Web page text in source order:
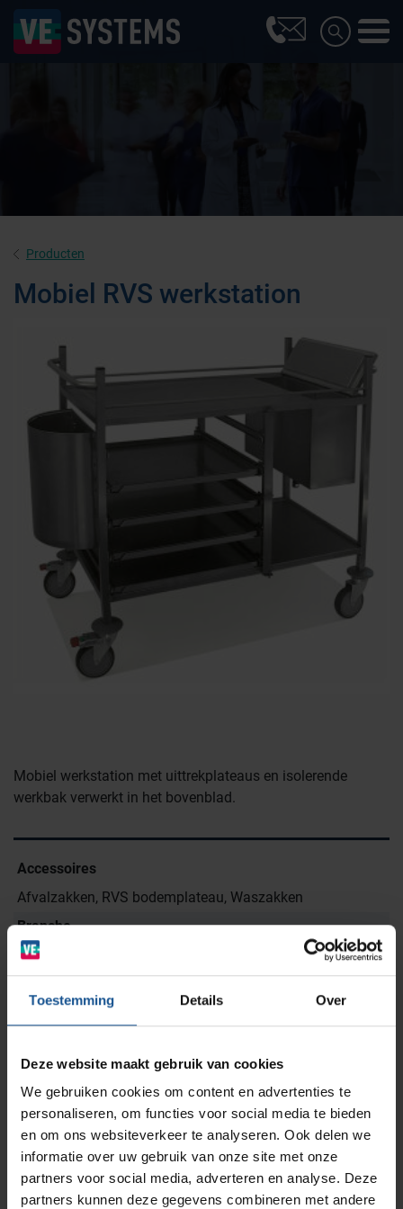
Toestemming Details Over
Deze website maakt gebruik van cookies
We gebruiken cookies om content en advertenties te
personaliseren, om functies voor social media te bieden
en om ons websiteverkeer te analyseren. Ook delen we
informatie over uw gebruik van onze site met onze
partners voor social media, adverteren en analyse. Deze
partners kunnen deze gegevens combineren met andere
Producten
Mobiel RVS werkstation
Mobiel werkstation met uittrekplateaus en isolerende
werkbak verwerkt in het bovenblad.
Accessoires
Afvalzakken, RVS bodemplateau, Waszakken
Branche
Afvalinzamelaars, Ziekenhuizen en klinieken,
Zorginstellingen
Materiaal
Merk
VE-Systems
Voordelen
Antistatisch, Latexvrij, RVS
Wiel diameter
Branches
Ziekenhuizen en klinieken
Zorginstellingen
Laboratoria
Cleanrooms
Afvalinzamelaars
Farmaceutische industrie
Solutions
RVS Werkplekinrichting
Modulaire Inrichtingssystemen
Opslagsystemen en voorraadbeheer
Productlijnen
Medische afvalverpakkingen
Infectiepreventie en hygiëne
Opslagmogelijkheden
Medische (verzorgings)wagens
Wastransport
Medicijn- en verbandkasten
Septodry
Metro
Zarges
AP Medical
BINBIN
Ons team
Klantcases
Vacatures